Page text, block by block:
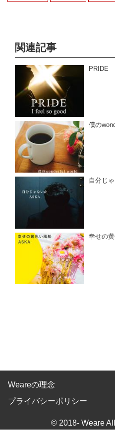
関連記事
PRIDE
僕の
自分じ
幸せの
Weareの理念
プライバシーポリシー
© 2018- Weare